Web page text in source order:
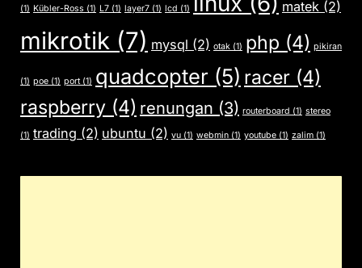
(1) Kübler-Ross (1) L7 (1) layer7 (1) lcd (1) matek (2)
mikrotik (7) mysql (2) otak (1) php (4) pikiran
(1) poe (1) port(1) quadcopter (5) racer (4)
raspberry (4) renungan (3) routerboard (1) stereo
(1) trading (2) ubuntu (2) vu (1) webmin (1) youtube (1) zalim (1)